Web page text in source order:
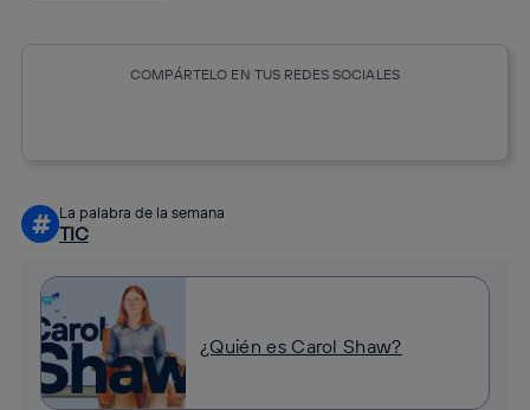
COMPÁRTELO EN TUS REDES SOCIALES
# La palabra de la semana
TIC
¿Quién es Carol Shaw?